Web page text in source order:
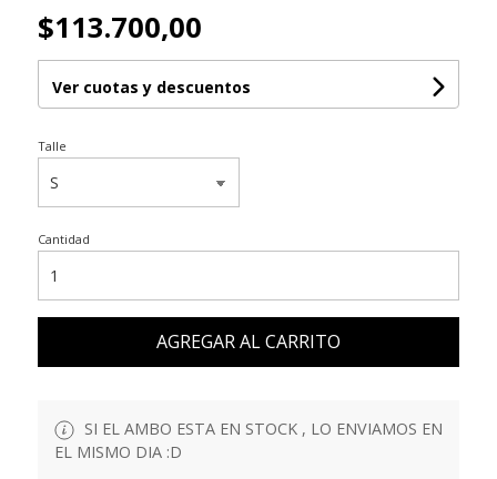
$113.700,00
Ver cuotas y descuentos
Talle
Cantidad
AGREGAR AL CARRITO
SI EL AMBO ESTA EN STOCK , LO ENVIAMOS EN
EL MISMO DIA :D